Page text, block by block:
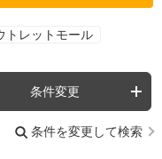
トレットモール
条件変更
条件を変更して検索